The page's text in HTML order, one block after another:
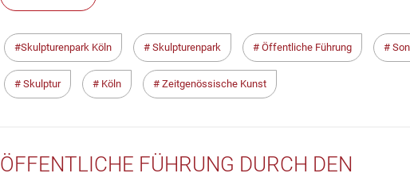
Skulpturenpark Köln Skulpturenpark Öffentliche Führung
Skulptur Köln Zeitgenössische Kunst
ÖFFENTLICHE FÜHRUNG DURCH DEN